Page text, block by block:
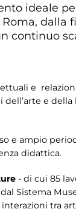
ideale
dalla
continuo
e
e della
e ampio
didattica.
- di cui 85
Sistema
tra